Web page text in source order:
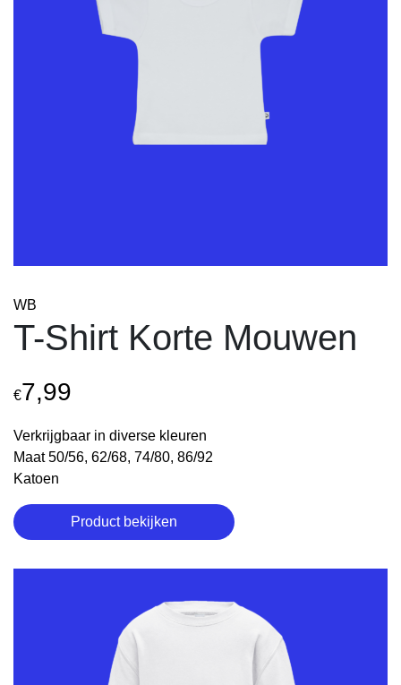
WB
T-Shirt Korte Mouwen
€7,99
Verkrijgbaar in diverse kleuren
Maat 50/56, 62/68, 74/80, 86/92
Katoen
Product bekijken